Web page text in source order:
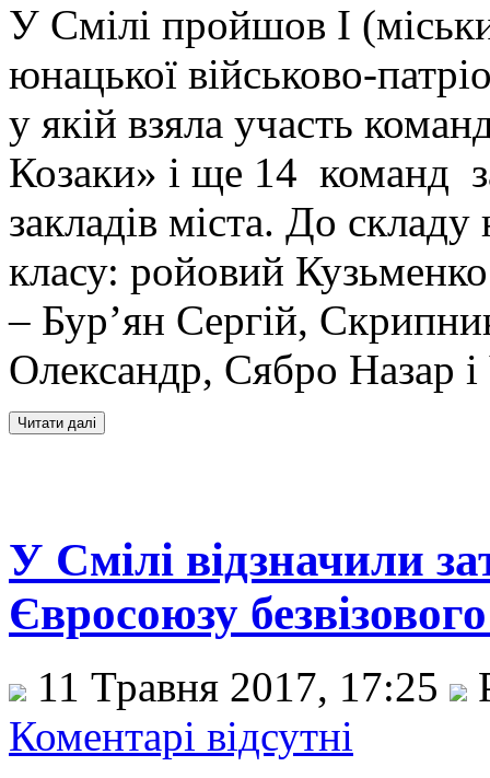
У Смілі пройшов І
юнацької військово-
у якій взяла участь
Козаки» і ще 14 команд
закладів міста. До
класу: ройовий
– Бур’ян Сергій,
Олександр, Сябро Назар
У Смілі відзначили
Євросоюзу
11 Травня 2017, 17:25
Коментарі відсутні